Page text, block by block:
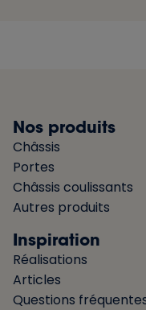
Nos produits
Châssis
Portes
Châssis coulissants
Autres produits
Inspiration
Réalisations
Articles
Questions